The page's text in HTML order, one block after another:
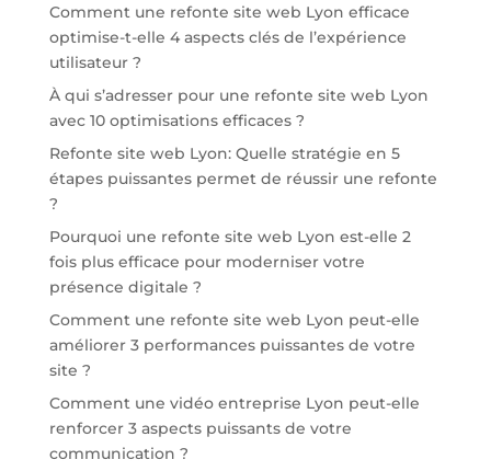
Comment une refonte site web Lyon efficace
optimise-t-elle 4 aspects clés de l’expérience
utilisateur ?
À qui s’adresser pour une refonte site web Lyon
avec 10 optimisations efficaces ?
Refonte site web Lyon: Quelle stratégie en 5
étapes puissantes permet de réussir une refonte
?
Pourquoi une refonte site web Lyon est-elle 2
fois plus efficace pour moderniser votre
présence digitale ?
Comment une refonte site web Lyon peut-elle
améliorer 3 performances puissantes de votre
site ?
Comment une vidéo entreprise Lyon peut-elle
renforcer 3 aspects puissants de votre
communication ?